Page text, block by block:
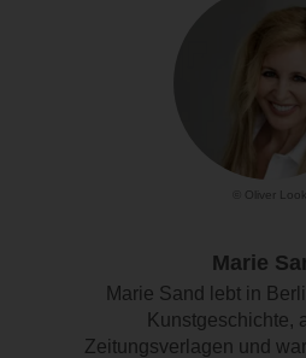
© Oliver Look
Marie
Marie Sand lebt in
Kunstgeschichte,
Zeitungsverlagen und